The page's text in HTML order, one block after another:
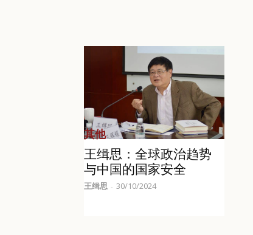
其他
王缉思：全球政治趋势
与中国的国家安全
王缉思 - 30/10/2024